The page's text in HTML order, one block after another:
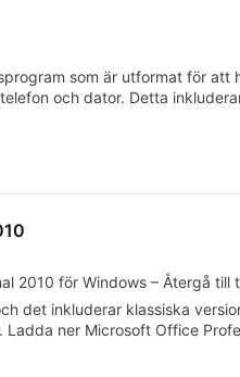
som är utformat för att
och dator. Detta
2010 för Windows – Återgå till
det inkluderar klassiska
ner Microsoft Office